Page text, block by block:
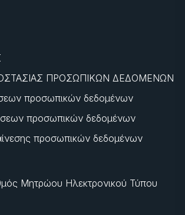
ΠΡΟΣΩΠΙΚΩΝ ΔΕΔΟΜΕΝΩΝ
προσωπικών δεδομένων
προσωπικών δεδομένων
προσωπικών δεδομένων
Μητρώου Ηλεκτρονικού Τύπου